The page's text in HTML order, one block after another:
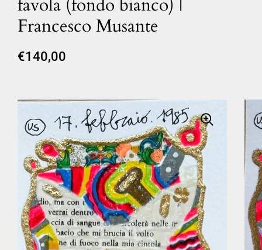
favola (fondo bianco) |
Francesco Musante
€140,00